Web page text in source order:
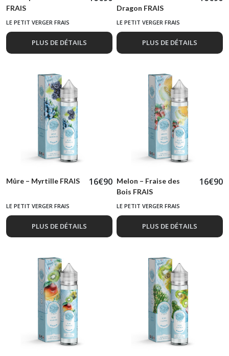
FRAIS
LE PETIT VERGER FRAIS
PLUS DE DÉTAILS
Dragon FRAIS
LE PETIT VERGER FRAIS
PLUS DE DÉTAILS
Mûre – Myrtille FRAIS 16€90
LE PETIT VERGER FRAIS
PLUS DE DÉTAILS
Melon – Fraise des
Bois FRAIS
16€90
LE PETIT VERGER FRAIS
PLUS DE DÉTAILS